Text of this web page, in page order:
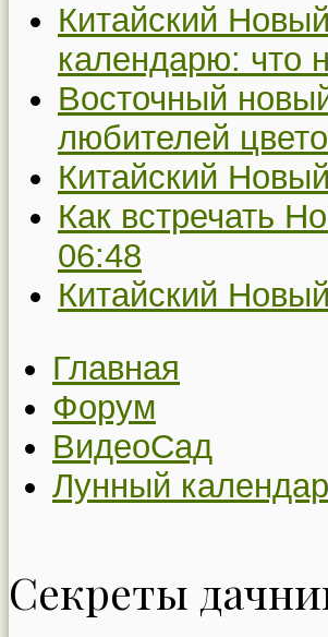
Китайский
календарю: что
Восточный
любителей
Китайский
Как встречать
06:48
Китайский
Главная
Форум
ВидеоСад
Лунный
Секреты